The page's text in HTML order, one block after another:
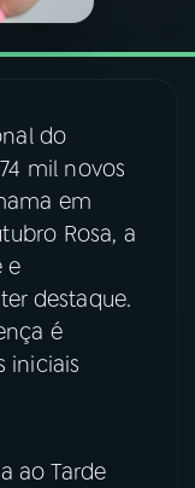
do
mil novos
em
Rosa, a
e
destaque.
é
iniciais
ao Tarde